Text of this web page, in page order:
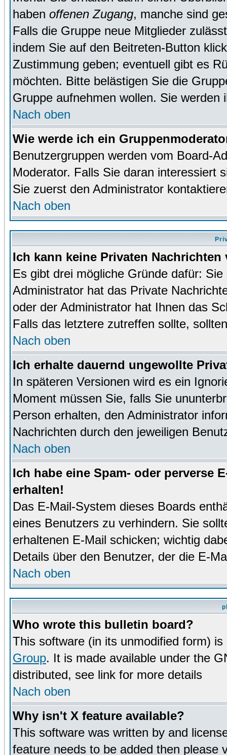
haben offenen Zugang, manche sind
Falls die Gruppe neue Mitglieder
indem Sie auf den Beitreten-Button
Zustimmung geben; eventuell gibt es
möchten. Bitte belästigen Sie die
Gruppe aufnehmen wollen. Sie werden
Nach oben
Wie werde ich ein
Benutzergruppen werden vom Board-
Moderator. Falls Sie daran interessiert
Sie zuerst den Administrator
Nach oben
Ich kann keine Privaten Nachrichten
Es gibt drei mögliche Gründe dafür:
Administrator hat das Private
oder der Administrator hat Ihnen das
Falls das letztere zutreffen sollte,
Nach oben
Ich erhalte dauernd ungewollte
In späteren Versionen wird es ein
Moment müssen Sie, falls Sie
Person erhalten, den Administrator
Nachrichten durch den jeweiligen
Nach oben
Ich habe eine Spam- oder perverse
erhalten!
Das E-Mail-System dieses Boards
eines Benutzers zu verhindern. Sie
erhaltenen E-Mail schicken; wichtig
Details über den Benutzer, der die E-
Nach oben
Who wrote this bulletin board?
This software (in its unmodified form)
Group. It is made available under the
distributed, see link for more details
Nach oben
Why isn't X feature available?
This software was written by and
feature needs to be added then please